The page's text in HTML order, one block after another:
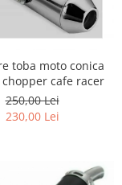
toba moto conica
cafe racer
250,00 Lei
230,00 Lei